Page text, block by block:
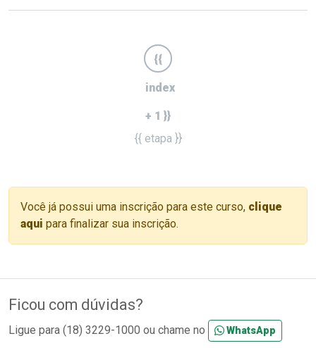
{{
index
+ 1 }}
{{ etapa }}
Você já possui uma inscrição para este curso, clique
aqui para finalizar sua inscrição.
Ficou com dúvidas?
Ligue para (18) 3229-1000 ou chame no WhatsApp